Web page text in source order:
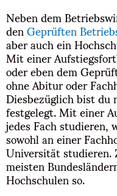
Neben dem
denGeprüften
aber auch ein
Mit einer
oder eben dem
ohne Abitur oder
Diesbezüglich bist
festgelegt. Mit einer
jedes Fach
sowohl an einer
Universität
meisten
Hochschulen so.